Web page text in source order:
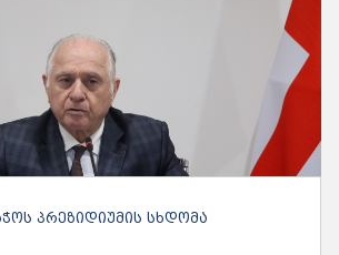
ᲞᲠᲔᲖᲘᲓᲘᲣᲛᲘᲡ ᲡᲮᲓᲝᲛᲐ